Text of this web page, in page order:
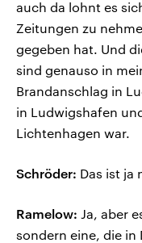
auch da lohnt es
Zeitungen zu
gegeben hat. Und
sind genauso in
Brandanschlag in
in Ludwigshafen
Lichtenhagen war.
Schröder: Das ist ja
Ramelow: Ja, aber
sondern eine, die